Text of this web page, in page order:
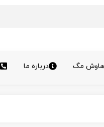
هاوش مگ درباره ما